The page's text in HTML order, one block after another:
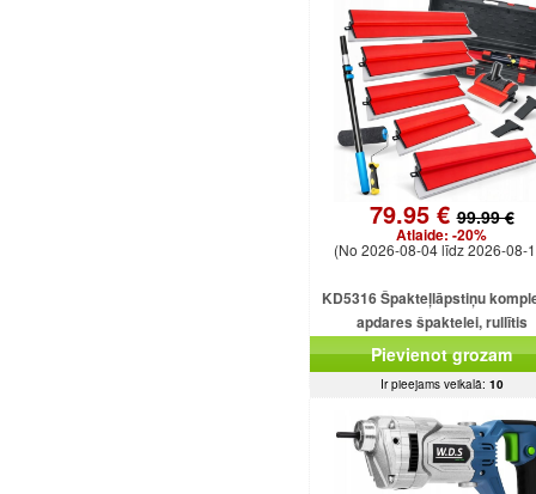
79.95 €99.99 €
Atlaide: -20%
(No 2026-08-04 līdz 2026-08-
KD5316 Špakteļlāpstiņu
apdares špaktelei, rullītis
25/40/60/80/100 cm.
Pievienot grozam
Ir pieejams veikalā: 10